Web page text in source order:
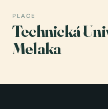
PLACE
Technická
Melaka